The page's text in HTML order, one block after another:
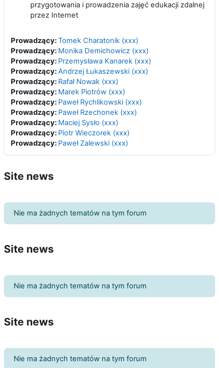
przygotowa­nia i prowadzenia zajęć edukacji zdalnej
przez Internet
Prowadzący:Tomek Charatonik (xxx)
Prowadzący: Monika Demichowicz (xxx)
Prowadzący: Przemysława Kanarek (xxx)
Prowadzący:Andrzej Łukaszewski (xxx)
Prowadzący: Rafał Nowak (xxx)
Prowadzący: Marek Piotrów (xxx)
Prowadzący: Paweł Rychlikowski (xxx)
Prowadzący: Paweł Rzechonek (xxx)
Prowadzący: Maciej Sysło (xxx)
Prowadzący: Piotr Wieczorek (xxx)
Prowadzący: Paweł Zalewski (xxx)
Site news
Nie ma żadnych tematów na tym forum
Site news
Nie ma żadnych tematów na tym forum
Site news
Nie ma żadnych tematów na tym forum